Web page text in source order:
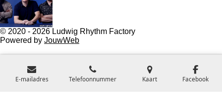
© 2020 - 2026 Ludwig Rhythm Factory
Powered by JouwWeb
E-mailadres Telefoonnummer Kaart Facebook